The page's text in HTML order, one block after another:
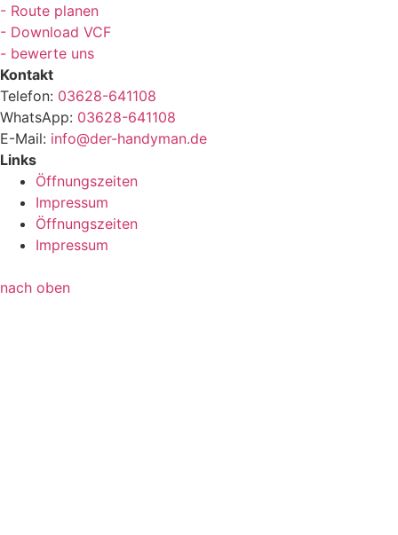
- Route planen
- Download VCF
- bewerte uns
Kontakt
Telefon: 03628-641108
WhatsApp: 03628-641108
E-Mail: info@der-handyman.de
Links
Öffnungszeiten
Impressum
Öffnungszeiten
Impressum
nach oben